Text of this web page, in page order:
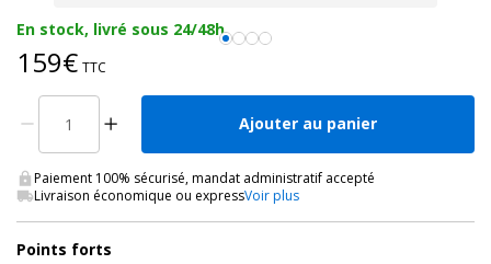
En stock, livré sous 24/48h
159€ TTC
Ajouter au panier
Paiement 100% sécurisé, mandat administratif accepté
Livraison économique ou expressVoir plus
Points forts